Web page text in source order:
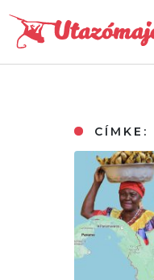
CÍMKE: